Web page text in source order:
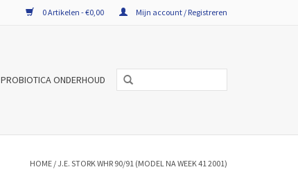
0 Artikelen - €0,00 Mijn account / Registreren
PROBIOTICA ONDERHOUD
HOME / J.E. STORK WHR 90/91 (MODEL NA WEEK 41 2001)